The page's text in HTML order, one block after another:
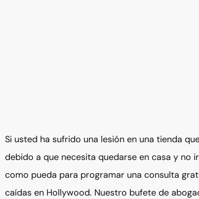
Si usted ha sufrido una lesión en una tienda
debido a que necesita quedarse en casa y no
como pueda para programar una consulta
caídas en Hollywood. Nuestro bufete de